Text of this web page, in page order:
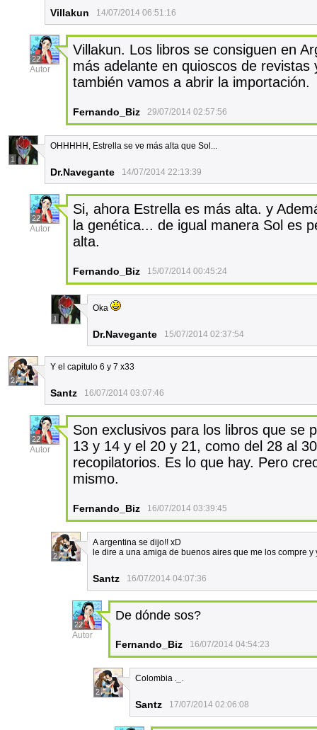
Villakun 14/07/2014 06:51:16
22
Autor
Villakun. Los libros se consiguen en
más adelante en quioscos de
también vamos a abrir la importación.
Fernando_Biz 29/07/2014 02:57:56
1
OHHHHH, Estrella se ve más alta que Sol...
Dr.Navegante 14/07/2014 22:13:39
22
Autor
Si, ahora Estrella es más alta. y
la genética... de igual manera Sol es
alta.
Fernando_Biz 15/07/2014 00:45:24
1
Oka
Dr.Navegante 15/07/2014 02:37:54
2
Y el capitulo 6 y 7 x33
Santz 16/07/2014 03:07:46
22
Autor
Son exclusivos para los libros que se
13 y 14 y el 20 y 21, como del 28 al
recopilatorios. Es lo que hay. Pero
mismo.
Fernando_Biz 16/07/2014 03:39:45
2
A argentina se dijo!! xD
le dire a una amiga de buenos aires que me los compre
Santz 16/07/2014 04:07:36
22
Autor
De dónde sos?
Fernando_Biz 16/07/2014 04:54:23
2
Colombia ._.
Santz 17/07/2014 02:06:08